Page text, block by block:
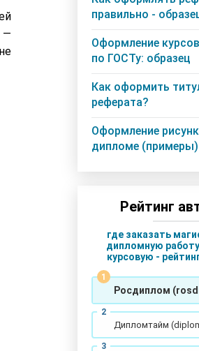
—
правильно -
Оформление
по ГОСТу: образец
Как оформить
реферата?
Оформление
дипломе (примеры)
Рейтинг
где заказать
дипломную
курсовую -
Росдиплом
Дипломтайм